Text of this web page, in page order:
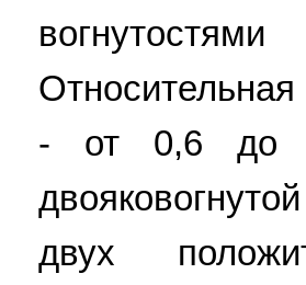
- от 0,6 до
двух